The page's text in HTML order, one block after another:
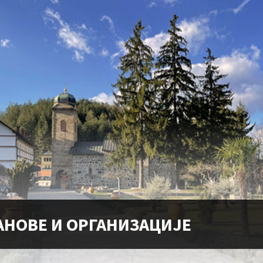
И ОРГАНИЗАЦИЈЕ